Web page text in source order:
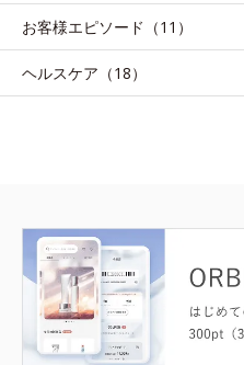
お客様エピソード（11）
ヘルスケア（18）